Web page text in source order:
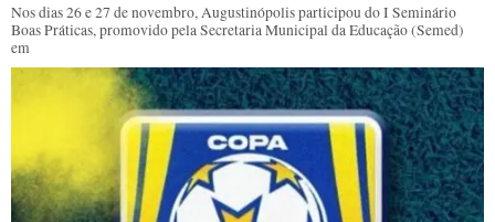
Nos dias 26 e 27 de novembro, Augustinópolis participou do I Seminário
Boas Práticas, promovido pela Secretaria Municipal da Educação (Semed)
em